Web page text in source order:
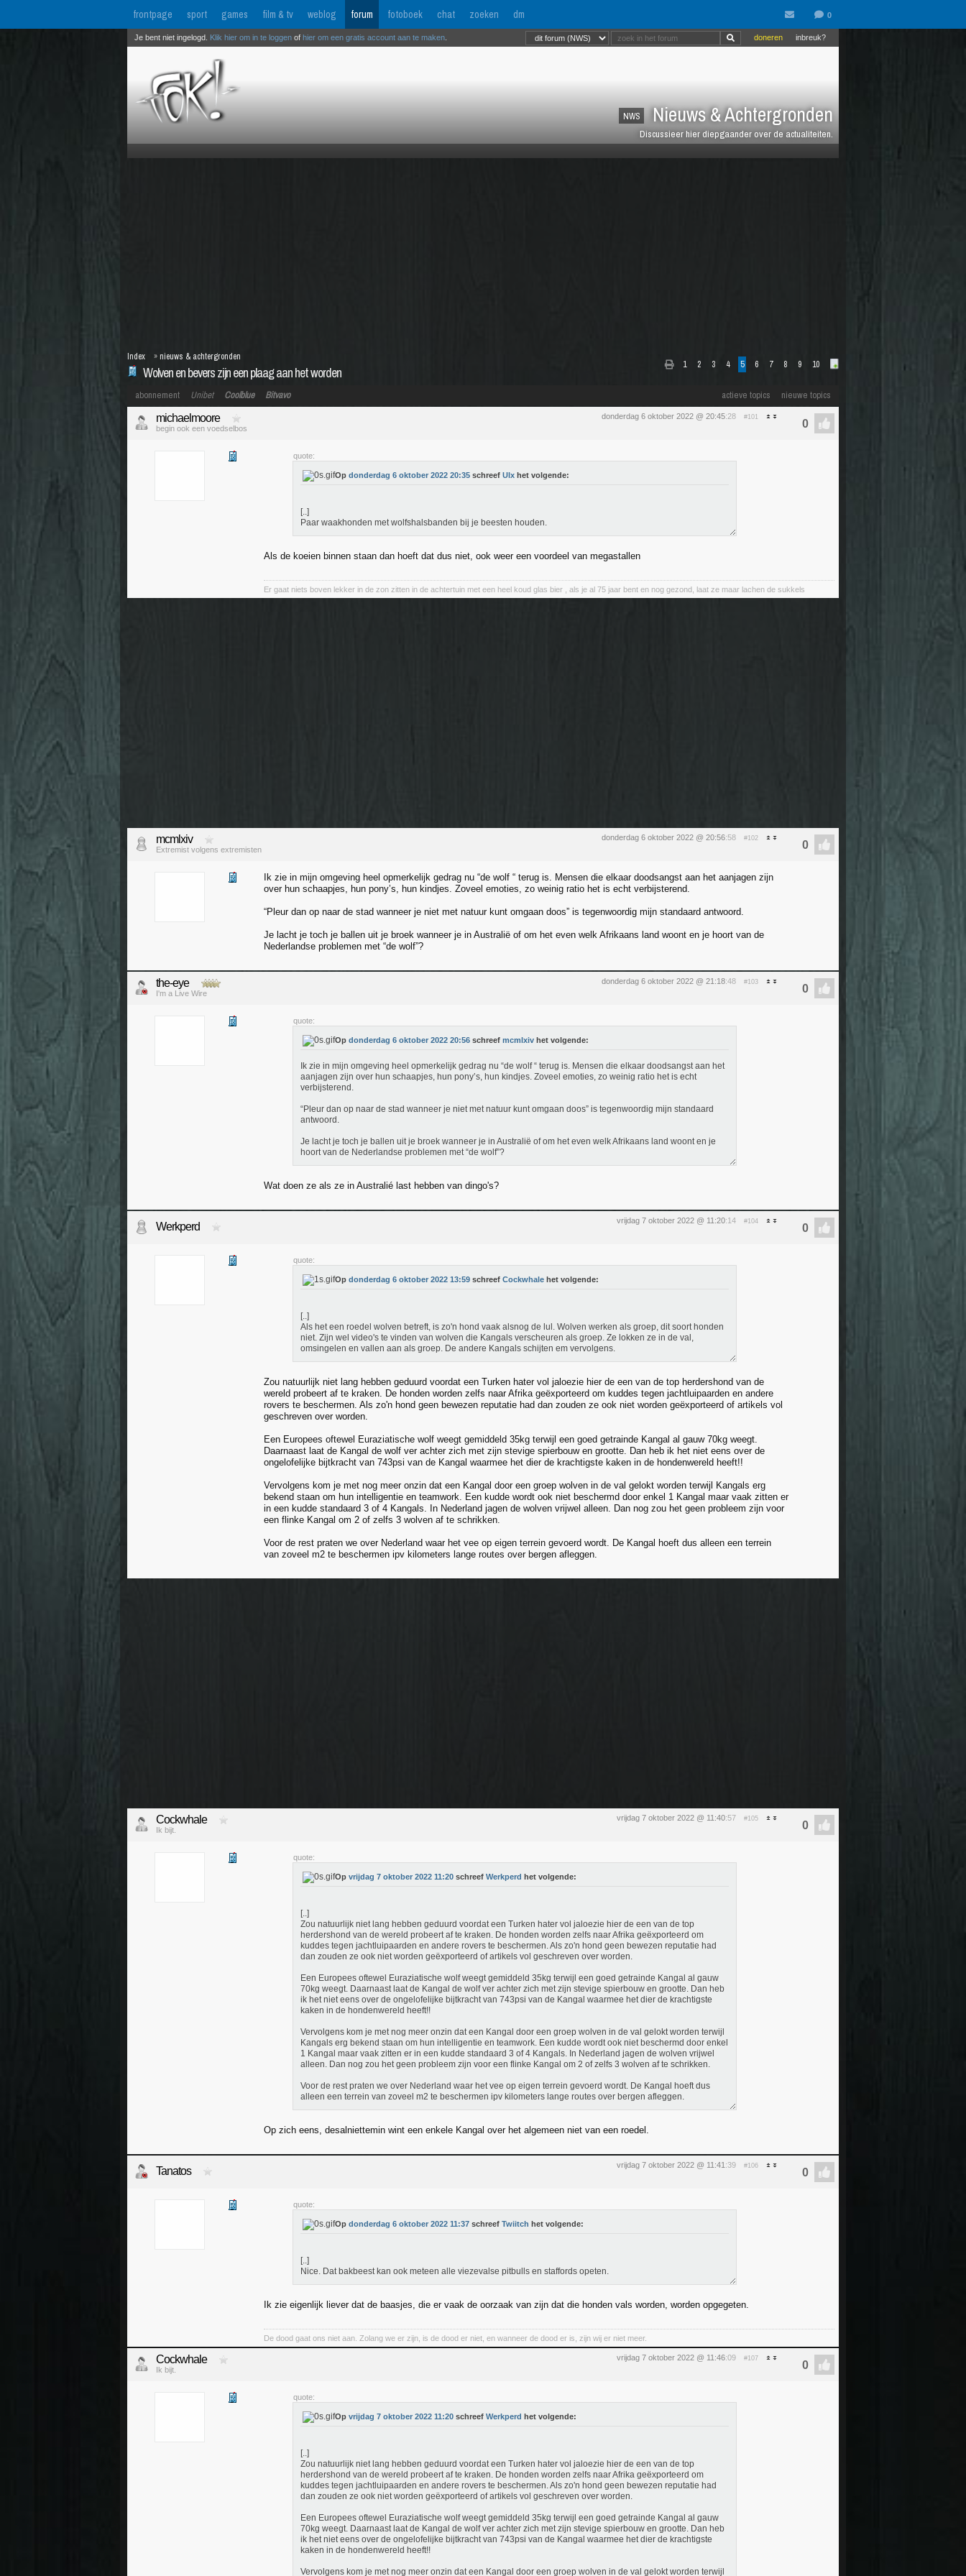
frontpage sport games film & tv weblog forum fotoboek chat zoeken dm
NWS Nieuws & Achtergronden
Discussieer hier diepgaander over de actualiteiten.
inbreuk?
doneren
Je bent niet ingelogd. Klik hier om in te loggen of hier om een gratis account aan te maken
1 2 3 4 5 6 7 8 9 10
Wolven en bevers zijn een plaag aan het worden
Index » nieuws & achtergronden
actieve topics nieuwe topics
abonnement Unibet Coolblue Bitvavo
donderdag 6 oktober 2022 @ 20:45:28 #101
michaelmoore
begin ook een voedselbos
quote:
Op donderdag 6 oktober 2022 20:35 schreef Ulx het volgende:
[..]
Paar waakhonden met wolfshalsbanden bij je beesten houden.
Als de koeien binnen staan dan hoeft dat dus niet, ook weer een voordeel van megastallen
Er gaat niets boven lekker in de zon zitten in de achtertuin met een heel koud glas bier , als je al 75 jaar bent en nog gezond, laat ze maar lachen de sukkels
donderdag 6 oktober 2022 @ 20:56:58 #102
mcmlxiv
Extremist volgens extremisten
Ik zie in mijn omgeving heel opmerkelijk gedrag nu “de wolf “ terug is. Mensen die elkaar doodsangst aan het aanjagen zijn
over hun schaapjes, hun pony’s, hun kindjes. Zoveel emoties, zo weinig ratio het is echt verbijsterend.
“Pleur dan op naar de stad wanneer je niet met natuur kunt omgaan doos” is tegenwoordig mijn standaard antwoord.
Je lacht je toch je ballen uit je broek wanneer je in Australië of om het even welk Afrikaans land woont en je hoort van de
Nederlandse problemen met “de wolf”?
donderdag 6 oktober 2022 @ 21:18:48 #103
the-eye
I'm a Live Wire
quote:
Op donderdag 6 oktober 2022 20:56 schreef mcmlxiv het volgende:
Ik zie in mijn omgeving heel opmerkelijk gedrag nu “de wolf “ terug is. Mensen die elkaar doodsangst aan het
aanjagen zijn over hun schaapjes, hun pony’s, hun kindjes. Zoveel emoties, zo weinig ratio het is echt
verbijsterend.
“Pleur dan op naar de stad wanneer je niet met natuur kunt omgaan doos” is tegenwoordig mijn standaard
antwoord.
Je lacht je toch je ballen uit je broek wanneer je in Australië of om het even welk Afrikaans land woont en je
hoort van de Nederlandse problemen met “de wolf”?
Wat doen ze als ze in Australié last hebben van dingo's?
vrijdag 7 oktober 2022 @ 11:20:14 #104
Werkperd
quote:
Op donderdag 6 oktober 2022 13:59 schreef Cockwhale het volgende:
[..]
Als het een roedel wolven betreft, is zo'n hond vaak alsnog de lul. Wolven werken als groep, dit soort honden
niet. Zijn wel video's te vinden van wolven die Kangals verscheuren als groep. Ze lokken ze in de val,
omsingelen en vallen aan als groep. De andere Kangals schijten em vervolgens.
Zou natuurlijk niet lang hebben geduurd voordat een Turken hater vol jaloezie hier de een van de top herdershond van de
wereld probeert af te kraken. De honden worden zelfs naar Afrika geëxporteerd om kuddes tegen jachtluipaarden en andere
rovers te beschermen. Als zo'n hond geen bewezen reputatie had dan zouden ze ook niet worden geëxporteerd of artikels vol
geschreven over worden.
Een Europees oftewel Euraziatische wolf weegt gemiddeld 35kg terwijl een goed getrainde Kangal al gauw 70kg weegt.
Daarnaast laat de Kangal de wolf ver achter zich met zijn stevige spierbouw en grootte. Dan heb ik het niet eens over de
ongelofelijke bijtkracht van 743psi van de Kangal waarmee het dier de krachtigste kaken in de hondenwereld heeft!!
Vervolgens kom je met nog meer onzin dat een Kangal door een groep wolven in de val gelokt worden terwijl Kangals erg
bekend staan om hun intelligentie en teamwork. Een kudde wordt ook niet beschermd door enkel 1 Kangal maar vaak zitten er
in een kudde standaard 3 of 4 Kangals. In Nederland jagen de wolven vrijwel alleen. Dan nog zou het geen probleem zijn voor
een flinke Kangal om 2 of zelfs 3 wolven af te schrikken.
Voor de rest praten we over Nederland waar het vee op eigen terrein gevoerd wordt. De Kangal hoeft dus alleen een terrein
van zoveel m2 te beschermen ipv kilometers lange routes over bergen afleggen.
vrijdag 7 oktober 2022 @ 11:40:57 #105
Cockwhale
Ik bijt.
quote:
Op vrijdag 7 oktober 2022 11:20 schreef Werkperd het volgende:
[..]
Zou natuurlijk niet lang hebben geduurd voordat een Turken hater vol jaloezie hier de een van de top
herdershond van de wereld probeert af te kraken. De honden worden zelfs naar Afrika geëxporteerd om
kuddes tegen jachtluipaarden en andere rovers te beschermen. Als zo'n hond geen bewezen reputatie had
dan zouden ze ook niet worden geëxporteerd of artikels vol geschreven over worden.
Een Europees oftewel Euraziatische wolf weegt gemiddeld 35kg terwijl een goed getrainde Kangal al gauw
70kg weegt. Daarnaast laat de Kangal de wolf ver achter zich met zijn stevige spierbouw en grootte. Dan heb
ik het niet eens over de ongelofelijke bijtkracht van 743psi van de Kangal waarmee het dier de krachtigste
kaken in de hondenwereld heeft!!
Vervolgens kom je met nog meer onzin dat een Kangal door een groep wolven in de val gelokt worden terwijl
Kangals erg bekend staan om hun intelligentie en teamwork. Een kudde wordt ook niet beschermd door enkel
1 Kangal maar vaak zitten er in een kudde standaard 3 of 4 Kangals. In Nederland jagen de wolven vrijwel
alleen. Dan nog zou het geen probleem zijn voor een flinke Kangal om 2 of zelfs 3 wolven af te schrikken.
Voor de rest praten we over Nederland waar het vee op eigen terrein gevoerd wordt. De Kangal hoeft dus
alleen een terrein van zoveel m2 te beschermen ipv kilometers lange routes over bergen afleggen.
Op zich eens, desalniettemin wint een enkele Kangal over het algemeen niet van een roedel.
vrijdag 7 oktober 2022 @ 11:41 :39 #106
Tanatos
quote:
Op donderdag 6 oktober 2022 11:37 schreef Twiitch het volgende:
[..]
Nice. Dat bakbeest kan ook meteen alle viezevalse pitbulls en staffords opeten.
Ik zie eigenlijk liever dat de baasjes, die er vaak de oorzaak van zijn dat die honden vals worden, worden opgegeten.
De dood gaat ons niet aan. Zolang we er zijn, is de dood er niet, en wanneer de dood er is, zijn wij er niet meer.
vrijdag 7 oktober 2022 @ 11:46:09 #107
Cockwhale
Ik bijt.
quote:
Op vrijdag 7 oktober 2022 11:20 schreef Werkperd het volgende:
[..]
Zou natuurlijk niet lang hebben geduurd voordat een Turken hater vol jaloezie hier de een van de top
herdershond van de wereld probeert af te kraken. De honden worden zelfs naar Afrika geëxporteerd om
kuddes tegen jachtluipaarden en andere rovers te beschermen. Als zo'n hond geen bewezen reputatie had
dan zouden ze ook niet worden geëxporteerd of artikels vol geschreven over worden.
Een Europees oftewel Euraziatische wolf weegt gemiddeld 35kg terwijl een goed getrainde Kangal al gauw
70kg weegt. Daarnaast laat de Kangal de wolf ver achter zich met zijn stevige spierbouw en grootte. Dan heb
ik het niet eens over de ongelofelijke bijtkracht van 743psi van de Kangal waarmee het dier de krachtigste
kaken in de hondenwereld heeft!!
Vervolgens kom je met nog meer onzin dat een Kangal door een groep wolven in de val gelokt worden terwijl